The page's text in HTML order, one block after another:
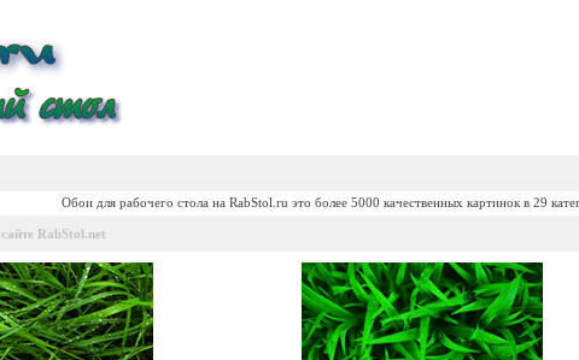
Обои для рабочего стола на RabStol.ru это более 5000 качественных картинок в 29
RabStol.net